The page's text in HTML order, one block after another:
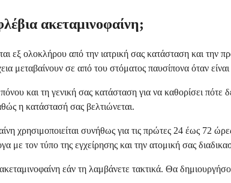
ακεταμινοφαίνη;
εξ ολοκλήρου από την ιατρική σας κατάσταση και
μεταβαίνουν σε από του στόματος παυσίπονα όταν
και τη γενική σας κατάσταση για να καθορίσει
η κατάστασή σας βελτιώνεται.
χρησιμοποιείται συνήθως για τις πρώτες 24 έως 72
με τον τύπο της εγχείρησης και την ατομική σας
εάν τη λαμβάνετε τακτικά. Θα